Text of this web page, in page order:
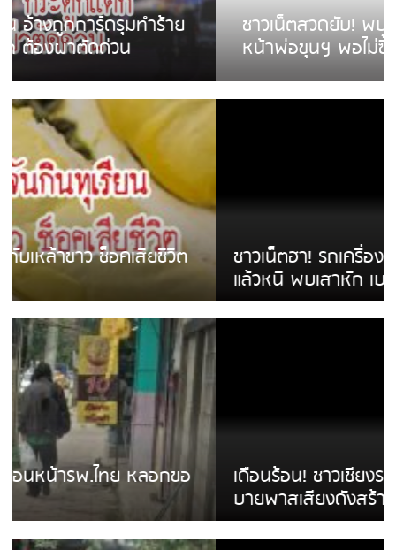
ชาวเน็ตสวดยับ! พบพม่าเร่ขายพวงมาลัย
หน้าพ่อขุนฯ พอไม่ซื้อเดินตาม
ชาวเน็ตฮา! รถเครื่องแม่สายชนป้ายร้านโลงศพ
แล้วหนี พบเสาหัก เบรคหัก หวิดได้ใช้บริการ
เดือนร้อน! ชาวเชียงรายบ่นรถ Isuzu สีขาวซิ่ง
บายพาสเสียงดังสร้างความรำคาญ